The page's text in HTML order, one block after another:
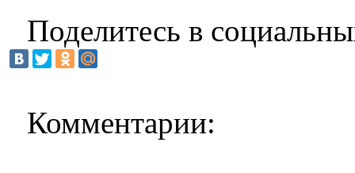
Поделитесь в
Комментарии: